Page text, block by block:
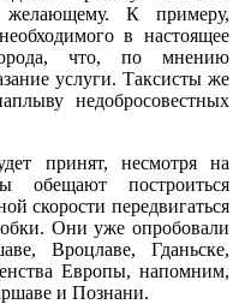
желающему. К примеру,
в настоящее
что, по мнению
услуги. Таксисты же
недобросовестных
принят, несмотря на
обещают построиться
скорости передвигаться
Они уже опробовали
Вроцлаве, Гданьске,
Европы, напомним,
и Познани.